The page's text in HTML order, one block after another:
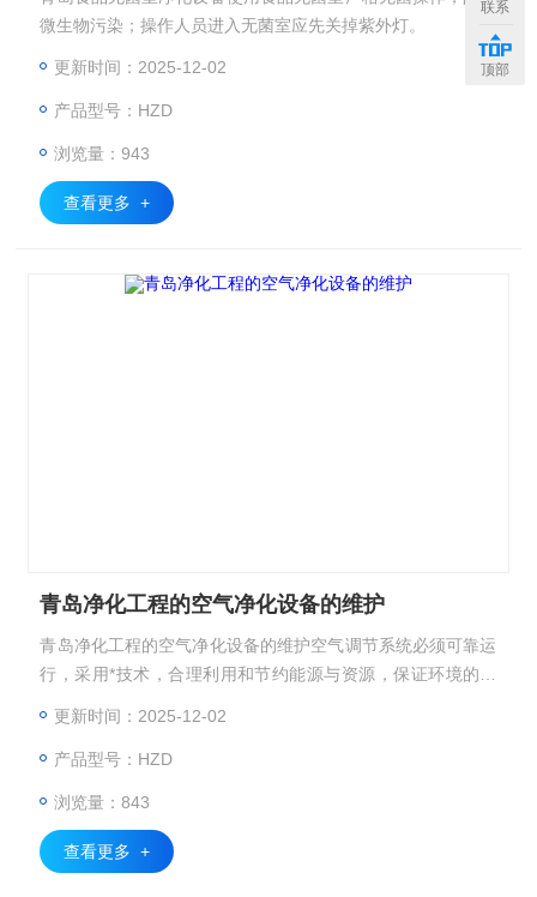
微生物污染；操作人员进入无菌室应先关掉紫外灯。
更新时间：2025-12-02
产品型号：HZD
浏览量：943
查看更多 +
青岛净化工程的空气净化设备的维护
青岛净化工程的空气净化设备的维护空气调节系统必须可靠运
行，采用*技术，合理利用和节约能源与资源，保证环境的质
更新时间：2025-12-02
产品型号：HZD
浏览量：843
查看更多 +
联系
顶部